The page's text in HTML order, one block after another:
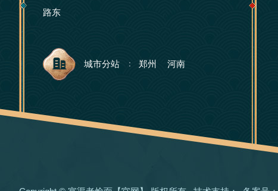
路东
城市分站 ： 郑州 河南